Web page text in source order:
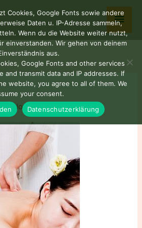
/7. November 2022
Cookies, Google Fonts sowie andere
Daten u. IP-Adresse sammeln,
Wenn du die Website weiter nutzt,
einverstanden. Wir gehen von deinem
aus.
Google Fonts and other services
and transmit data and IP addresses. If
website, you agree to all of them. We
your consent.
Datenschutzerklärung